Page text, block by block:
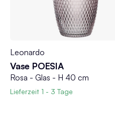
Leonardo
Vase POESIA
Rosa - Glas - H 40 cm
Lieferzeit 1 - 3 Tage